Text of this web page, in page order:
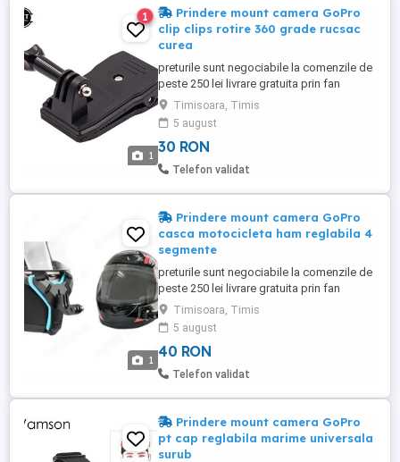
1
1
Prindere mount camera GoPro
clip clips rotire 360 grade rucsac
curea
preturile sunt negociabile la comenzile de
peste 250 lei livrare gratuita prin fan
courier, detalii la telefon la nr din anunt
toate produsele sunt noi prindere mount
pentru camerele GoPro sau pentru orice
camera de actiune cu prindere de GoPro
prindere pentru curea sau rucsac de tip
Timisoara, Timis
5 august
30 RON
Telefon validat
1
Prindere mount camera GoPro
casca motocicleta ham reglabila 4
segmente
preturile sunt negociabile la comenzile de
peste 250 lei livrare gratuita prin fan
courier, detalii la telefon la nr din anunt
toate produsele sunt noi prindere mount
pentru camerele GoPro sau pentru orice
camera de actiune cu prindere de GoPro 2
modele de prindere pentru casca de
Timisoara, Timis
5 august
40 RON
Telefon validat
Prindere mount camera GoPro
pt cap reglabila marime universala
surub